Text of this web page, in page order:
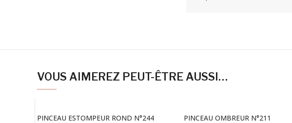
VOUS AIMEREZ PEUT-ÊTRE AUSSI…
PINCEAU ESTOMPEUR ROND N°244 PINCEAU OMBREUR N°211